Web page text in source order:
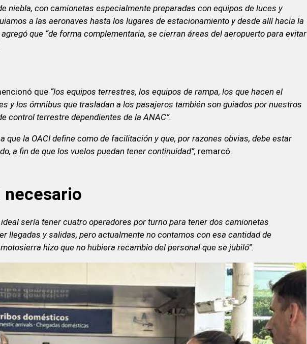
niebla, con camionetas especialmente preparadas con equipos de luces y
a las aeronaves hasta los lugares de estacionamiento y desde allí hacia la
que “de forma complementaria, se cierran áreas del aeropuerto para evitar
que “los equipos terrestres, los equipos de rampa, los que hacen el
y los ómnibus que trasladan a los pasajeros también son guiados por nuestros
control terrestre dependientes de la ANAC”.
que la OACI define como de facilitación y que, por razones obvias, debe estar
a fin de que los vuelos puedan tener continuidad”, remarcó.
necesario
ideal sería tener cuatro operadores por turno para tener dos camionetas
llegadas y salidas, pero actualmente no contamos con esa cantidad de
hizo que no hubiera recambio del personal que se jubiló”.